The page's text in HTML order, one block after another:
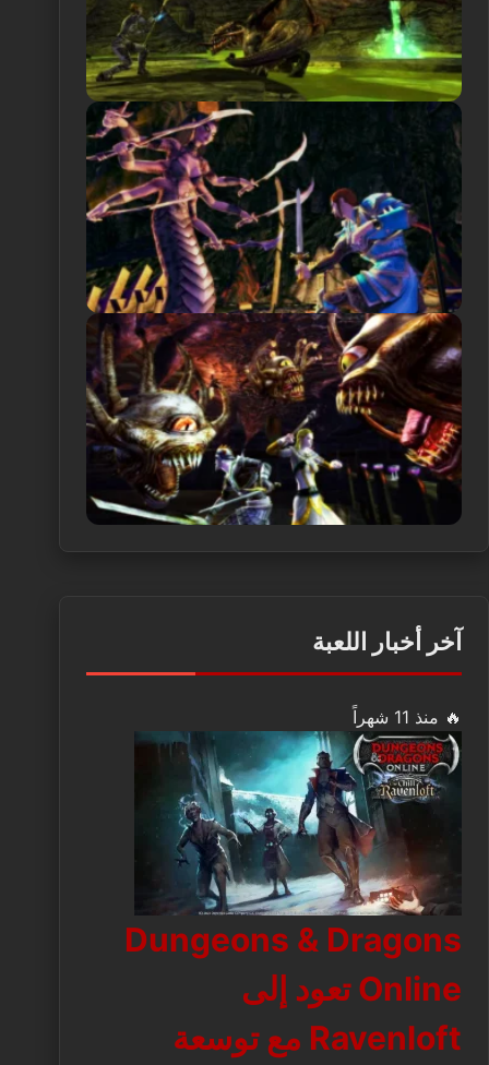
آخر أخبار اللعبة
🔥 منذ 11 شهراً
Dungeons & Dragons
Online تعود إلى
Ravenloft مع توسعة